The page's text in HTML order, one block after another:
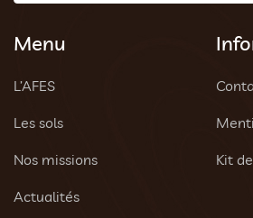
Menu
L’AFES
Les sols
Nos missions
Actualités
Kit